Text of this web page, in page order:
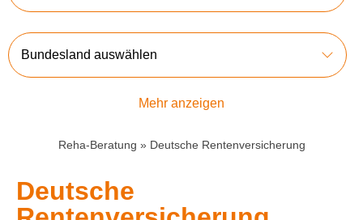
Bundesland auswählen
Mehr anzeigen
Reha-Beratung » Deutsche Rentenversicherung
Deutsche